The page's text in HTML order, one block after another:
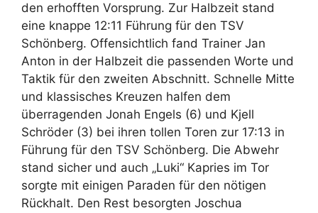
den erhofften Vorsprung. Zur Halbzeit stand
eine knappe 12:11 Führung für den TSV
Schönberg. Offensichtlich fand Trainer Jan
Anton in der Halbzeit die passenden Worte und
Taktik für den zweiten Abschnitt. Schnelle Mitte
und klassisches Kreuzen halfen dem
überragenden Jonah Engels (6) und Kjell
Schröder (3) bei ihren tollen Toren zur 17:13 in
Führung für den TSV Schönberg. Die Abwehr
stand sicher und auch „Luki“ Kapries im Tor
sorgte mit einigen Paraden für den nötigen
Rückhalt. Den Rest besorgten Joschua